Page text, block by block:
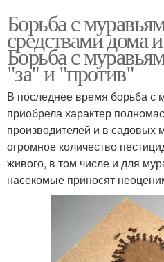
Борьба с
средствами дома
Борьба с
"за" и "против"
В последнее время борьба с
приобрела характер
производителей и в садовых
огромное количество
живого, в том числе и для
насекомые приносят